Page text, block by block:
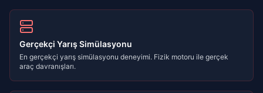
Gerçekçi Yarış Simülasyonu
En gerçekçi yarış simülasyonu deneyimi. Fizik motoru ile gerçek
araç davranışları.